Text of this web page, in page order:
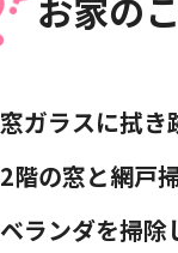
お家の
窓ガラスに拭き
2階の窓と網戸
ベランダを掃除